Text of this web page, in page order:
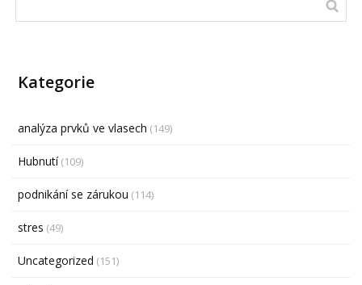
Kategorie
analýza prvků ve vlasech (149)
Hubnutí(109)
podnikání se zárukou (114)
stres (49)
Uncategorized (151)